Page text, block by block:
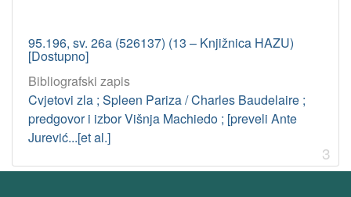
95.196, sv. 26a (526137) (13 – Knjižnica HAZU)
[Dostupno]
Bibliografski zapis
Cvjetovi zla ; Spleen Pariza / Charles Baudelaire ;
predgovor i izbor Višnja Machiedo ; [preveli Ante
Jurević...[et al.]
3